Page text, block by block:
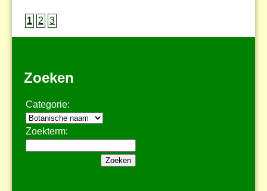
1 2 3
Zoeken
Categorie:
Zoekterm: